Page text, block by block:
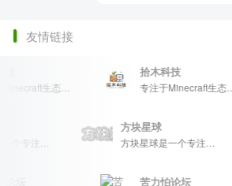
友情链接
专注于Minecraft生态建设
拾木科技
专注于Minecraft生态建设
方块星球
苦力怕论坛